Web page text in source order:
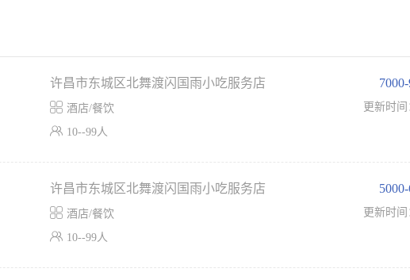
许昌市东城区北舞渡闪国雨小吃服务店
 酒店/餐饮
 10--99人
更新时
许昌市东城区北舞渡闪国雨小吃服务店
 酒店/餐饮
 10--99人
更新时